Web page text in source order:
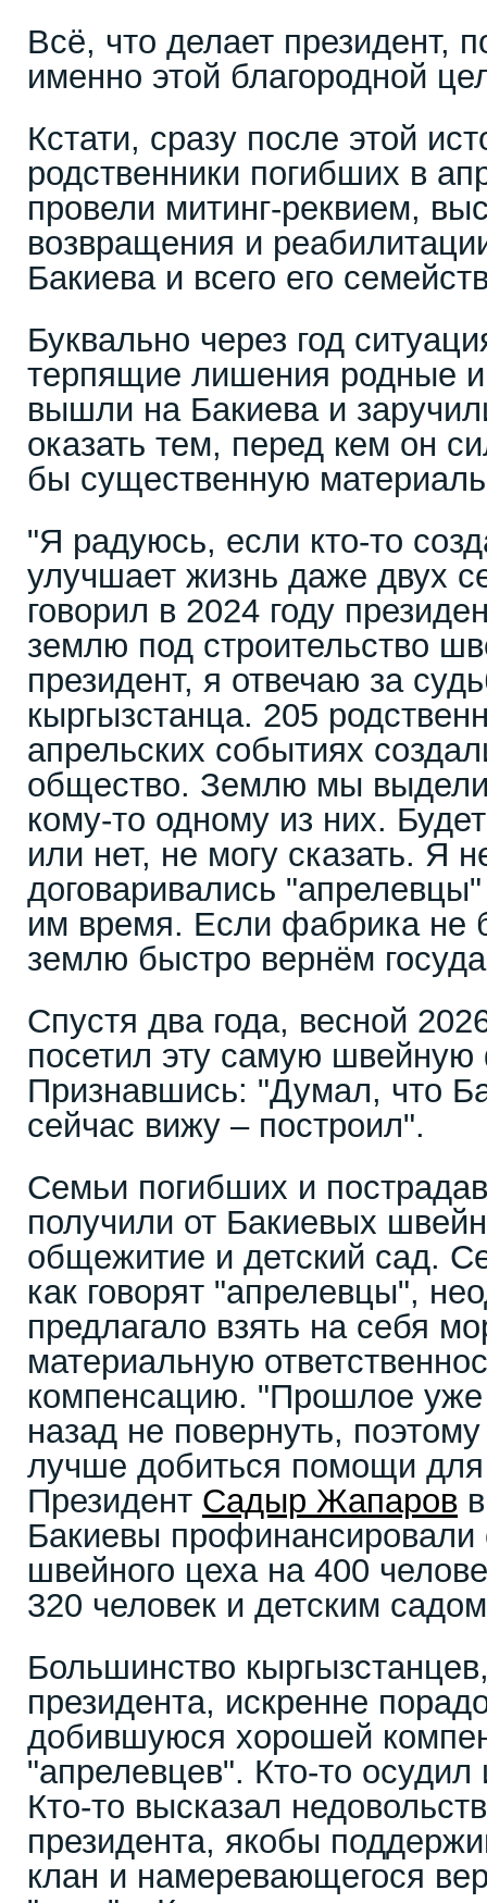
Всё, что делает президент,
именно этой благородной
Кстати, сразу после этой
родственники погибших в
провели митинг-реквием,
возвращения и
Бакиева и всего его
Буквально через год
терпящие лишения родные
вышли на Бакиева и
оказать тем, перед кем он
бы существенную
"Я радуюсь, если кто-то
улучшает жизнь даже двух
говорил в 2024 году
землю под строительство
президент, я отвечаю за
кыргызстанца. 205
апрельских событиях
общество. Землю мы
кому-то одному из них.
или нет, не могу сказать. Я
договаривались
им время. Если фабрика не
землю быстро вернём
Спустя два года, весной
посетил эту самую швейную
Признавшись: "Думал, что
сейчас вижу – построил".
Семьи погибших и
получили от Бакиевых
общежитие и детский сад.
как говорят "апрелевцы",
предлагало взять на себя
материальную
компенсацию. "Прошлое уже
назад не повернуть,
лучше добиться помощи
Президент Садыр Жапаров
Бакиевы профинансировали
швейного цеха на 400
320 человек и детским
Большинство
президента, искренне
добившуюся хорошей
"апрелевцев". Кто-то
Кто-то высказал
президента, якобы
клан и намеревающегося